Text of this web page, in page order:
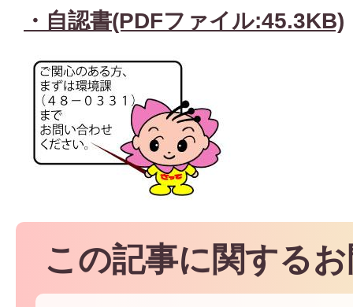
・自認書(PDFファイル:45.3KB)
この記事に関する